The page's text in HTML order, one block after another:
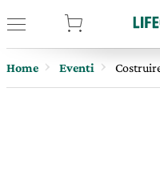
Home Eventi